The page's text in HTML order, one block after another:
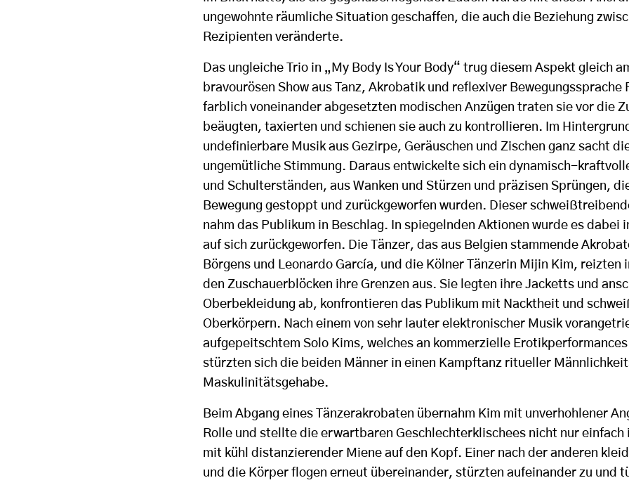
ungewohnte räumliche Situation geschaffen, die auch die Beziehung
Rezipienten veränderte.
Das ungleiche Trio in „My Body Is Your Body“ trug diesem Aspekt gleich
bravourösen Show aus Tanz, Akrobatik und reflexiver Bewegungssprache
farblich voneinander abgesetzten modischen Anzügen traten sie vor die
beäugten, taxierten und schienen sie auch zu kontrollieren. Im
undefinierbare Musik aus Gezirpe, Geräuschen und Zischen ganz sacht
ungemütliche Stimmung. Daraus entwickelte sich ein dynamisch-
und Schulterständen, aus Wanken und Stürzen und präzisen Sprüngen,
Bewegung gestoppt und zurückgeworfen wurden. Dieser
nahm das Publikum in Beschlag. In spiegelnden Aktionen wurde es dabei
auf sich zurückgeworfen. Die Tänzer, das aus Belgien stammende
Börgens und Leonardo García, und die Kölner Tänzerin Mijin Kim, reizten
den Zuschauerblöcken ihre Grenzen aus. Sie legten ihre Jacketts und
Oberbekleidung ab, konfrontieren das Publikum mit Nacktheit und
Oberkörpern. Nach einem von sehr lauter elektronischer Musik
aufgepeitschtem Solo Kims, welches an kommerzielle
stürzten sich die beiden Männer in einen Kampftanz ritueller
Maskulinitätsgehabe.
Beim Abgang eines Tänzerakrobaten übernahm Kim mit unverhohlener
Rolle und stellte die erwartbaren Geschlechterklischees nicht nur einfach
mit kühl distanzierender Miene auf den Kopf. Einer nach der anderen
und die Körper flogen erneut übereinander, stürzten aufeinander zu und